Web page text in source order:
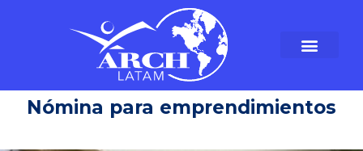
Nómina para emprendimientos